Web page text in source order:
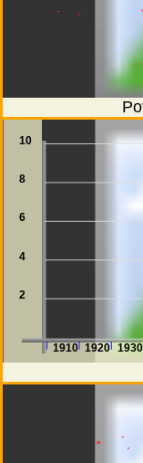
1910 1920 1930
2
4
6
8
10